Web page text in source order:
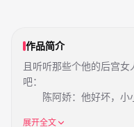
作品简介
且听听那些个他的后宫
吧：
陈阿娇：他好坏，小
展开全文